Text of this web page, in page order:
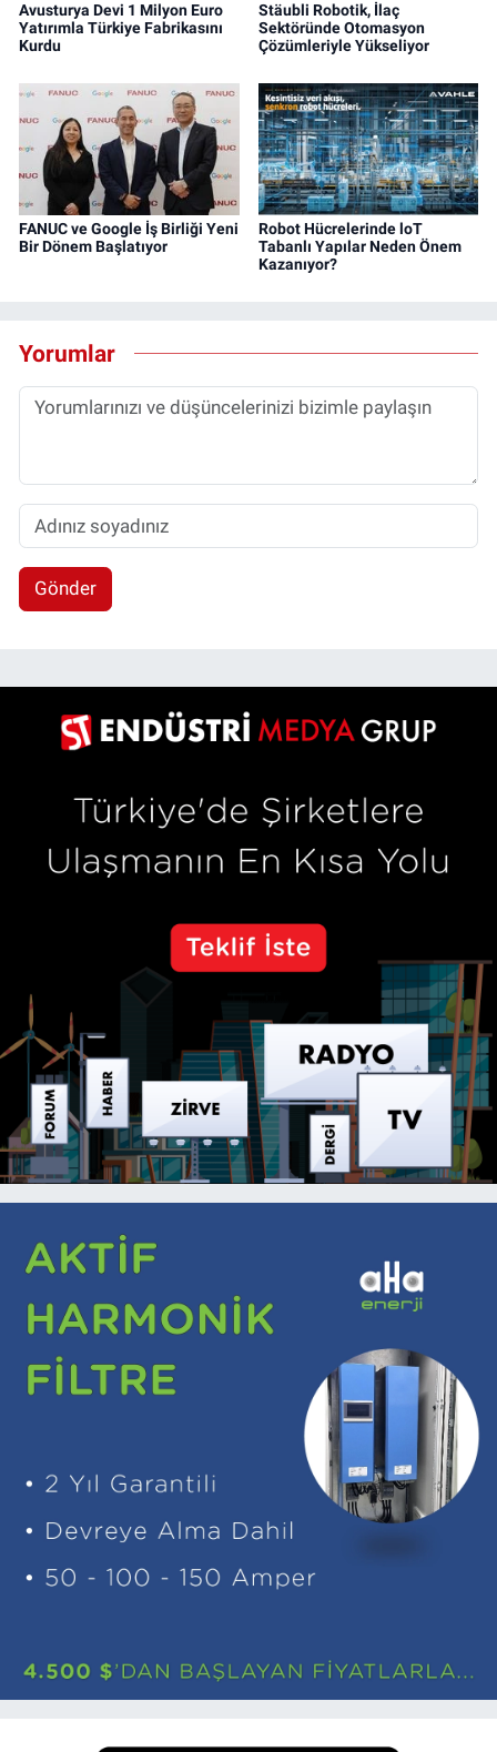
Avusturya Devi 1 Milyon Euro
Yatırımla Türkiye Fabrikasını
Kurdu
Stäubli Robotik, İlaç
Sektöründe Otomasyon
Çözümleriyle Yükseliyor
FANUC ve Google İş Birliği Yeni
Bir Dönem Başlatıyor
Robot Hücrelerinde loT
Tabanlı Yapılar Neden Önem
Kazanıyor?
Yorumlar
Gönder